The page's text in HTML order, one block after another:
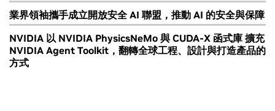
業界領袖攜手成立開放安全 AI 聯盟，推動 AI 的安全與保障
NVIDIA 以 NVIDIA PhysicsNeMo 與 CUDA-X 函式庫 擴充
NVIDIA Agent Toolkit，翻轉全球工程、設計與打造產品的
方式